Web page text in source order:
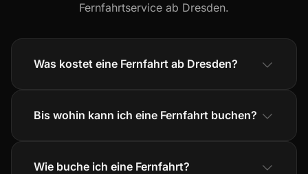
Fernfahrtservice ab Dresden.
Was kostet eine Fernfahrt ab Dresden?
Bis wohin kann ich eine Fernfahrt buchen?
Wie buche ich eine Fernfahrt?